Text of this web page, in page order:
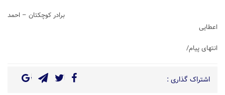
برادر کوچکتان – احمد
اعطایی
انتهای پیام/
اشتراک گذاری :